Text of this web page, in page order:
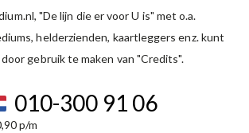
"De lijn die er voor U is" met o.a.
helderzienden, kaartleggers enz. kunt
gebruik te maken van "Credits".
010-300 91 06
p/m